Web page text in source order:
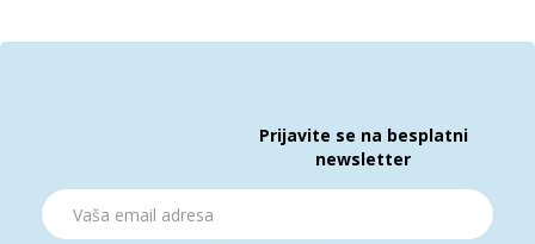
Prijavite se na besplatni
newsletter